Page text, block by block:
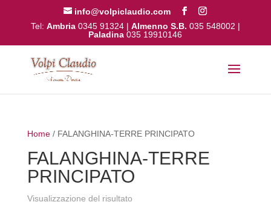
info@volpiclaudio.com
Tel: Ambria 0345 91324| Almenno S.B. 035 548002 |
Paladina 035 19910146
Home/ FALANGHINA-TERRE PRINCIPATO
FALANGHINA-TERRE
PRINCIPATO
Visualizzazione del risultato